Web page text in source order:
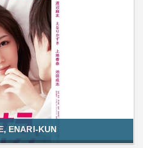
ENARI-KUN